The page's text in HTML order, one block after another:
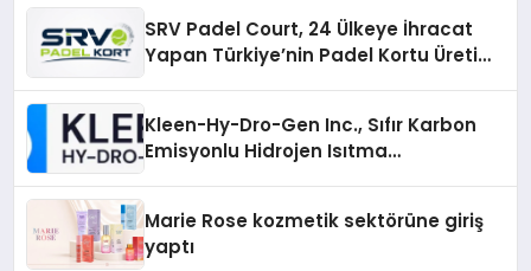
SRV Padel Court, 24 Ülkeye İhracat
Yapan Türkiye’nin Padel Kortu Üretim
Kleen-Hy-Dro-Gen Inc., Sıfır Karbon
Emisyonlu Hidrojen Isıtma
Marie Rose kozmetik sektörüne giriş
yaptı